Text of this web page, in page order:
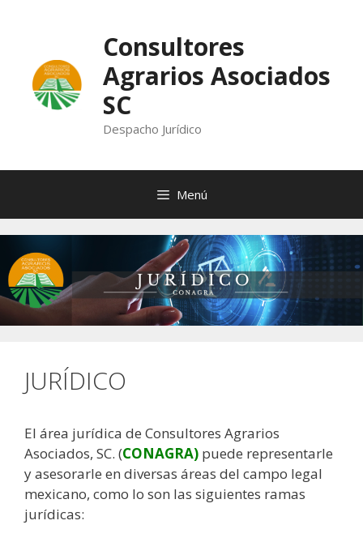
Consultores
Agrarios Asociados
SC
Despacho Jurídico
Menú
JURÍDICO
El área jurídica de Consultores Agrarios
Asociados, SC. (CONAGRA) puede representarle
y asesorarle en diversas áreas del campo legal
mexicano, como lo son las siguientes ramas
jurídicas: